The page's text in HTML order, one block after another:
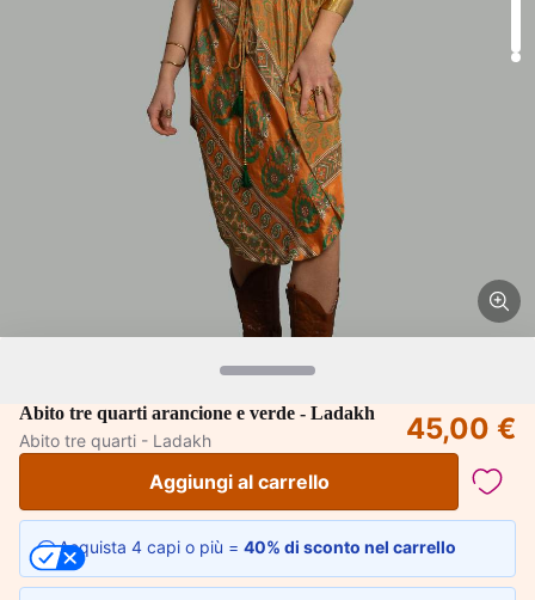
Abito tre quarti arancione e verde - Ladakh
Abito tre quarti - Ladakh
45,00 €
Aggiungi al carrello
Acquista 4 capi o più = 40% di sconto nel carrello